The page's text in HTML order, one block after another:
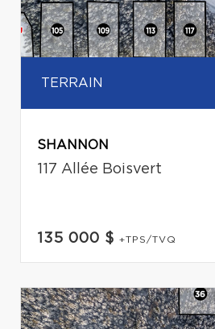
TERRAIN
SHANNON
117 Allée Boisvert
135 000 $ +TPS/TVQ